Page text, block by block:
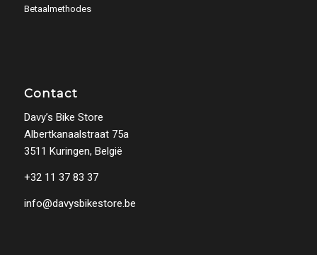
Betaalmethodes
Contact
Davy’s Bike Store
Albertkanaalstraat 75a
3511 Kuringen, België
+32 11 37 83 37
info@davysbikestore.be